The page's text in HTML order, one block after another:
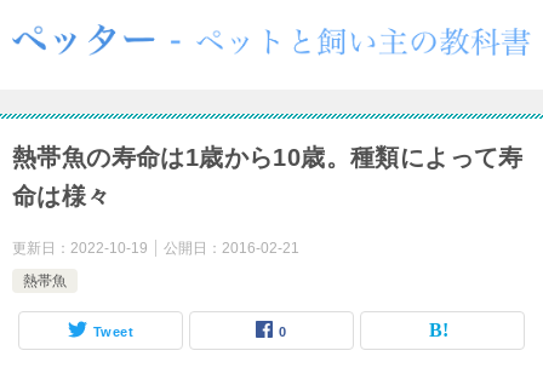
熱帯魚の寿命は1歳から10歳。種類によって寿
命は様々
更新日： 2022-10-19 公開日： 2016-02-21
熱帯魚
Tweet 0